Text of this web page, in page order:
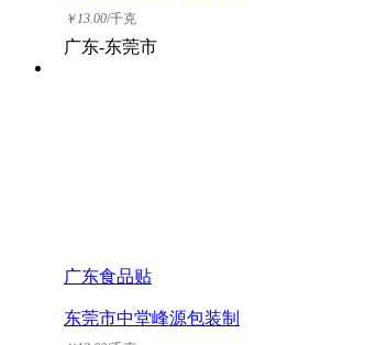
品厂
￥13.00/千克
广东-东莞市
广东食品贴
东莞市中堂峰源包装制